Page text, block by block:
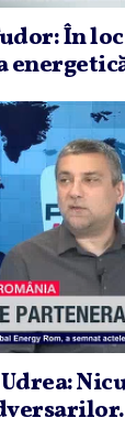
În loc